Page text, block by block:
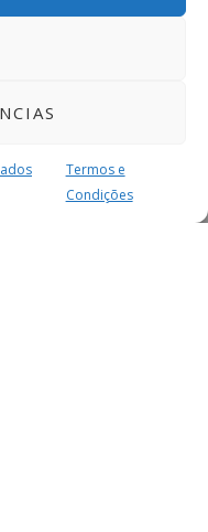
Termos e
Condições